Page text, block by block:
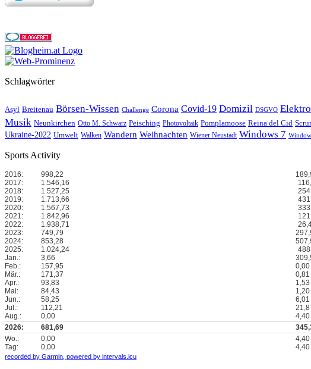
Schlagwörter
Asyl Breitenau Börsen-Wissen Challenge Corona Covid-19 Domizil DSGVO
Musik Neunkirchen Otto M. Schwarz Peisching Photovoltaik Pomplamoose Reina del Cid
Ukraine-2022 Umwelt Walken Wandern Weihnachten Wiener Neustadt Windows 7
Sports Activity
2016: 998,22
2017:
1.546,16
2018:
1.527,25
2019:
1.713,66
2020:
1.567,73
2021:
1.842,96
2022:
1.938,71
2023:
749,79
2024:
853,28
2025:
1.024,24
Jan.:
3,66
Feb.:
157,95 0,00
Mär.:
171,37 0,81
Apr.:
93,83 1,53
Mai:
84,43 1,20
Jun.:
58,25 6,01
Jul.:
112,21
Aug.:
0,00 4,40
2026:
681,69
Wo.:
0,00 4,40
Tag:
0,00 4,40
recorded by Garmin, powered by intervals.icu